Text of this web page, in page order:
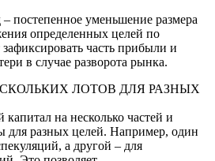
постепенное уменьшение размера
определенных целей по
часть прибыли и
в случае разворота рынка.
ЛОТОВ ДЛЯ РАЗНЫХ
капитал на несколько частей и
для разных целей. Например, один
а другой – для